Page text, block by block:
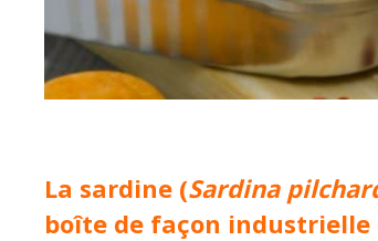
La sardine (Sardina
boîte de façon industrielle